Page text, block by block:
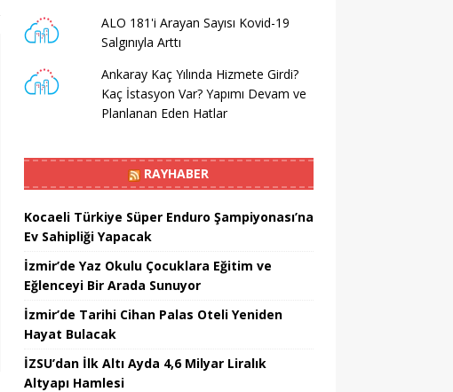
ALO 181'i Arayan Sayısı Kovid-19
Salgınıyla Arttı
Ankaray Kaç Yılında Hizmete Girdi?
Kaç İstasyon Var? Yapımı Devam ve
Planlanan Eden Hatlar
RAYHABER
Kocaeli Türkiye Süper Enduro Şampiyonası’na
Ev Sahipliği Yapacak
İzmir’de Yaz Okulu Çocuklara Eğitim ve
Eğlenceyi Bir Arada Sunuyor
İzmir’de Tarihi Cihan Palas Oteli Yeniden
Hayat Bulacak
İZSU’dan İlk Altı Ayda 4,6 Milyar Liralık
Altyapı Hamlesi